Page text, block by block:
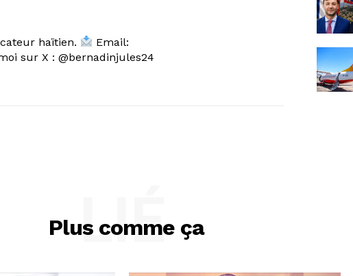
haïtien.
Email:
sur X : @bernadinjules24
Plus comme ça
LIÉ